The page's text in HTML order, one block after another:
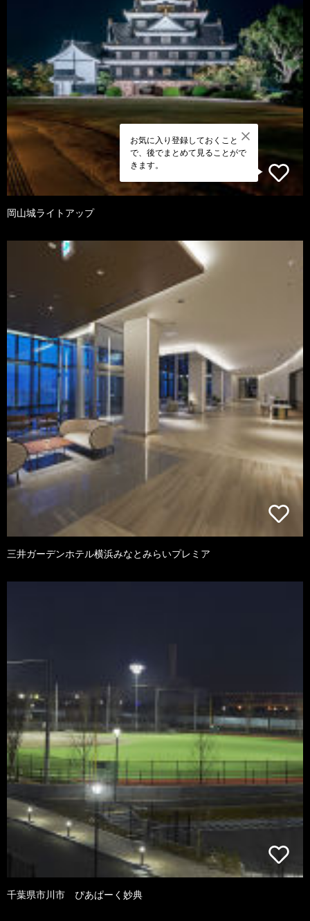
お気に入り登録しておくこと
で、後でまとめて見ることがで
きます。
岡山城ライトアップ
三井ガーデンホテル横浜みなとみらいプレミア
千葉県市川市 ぴあぱーく妙典